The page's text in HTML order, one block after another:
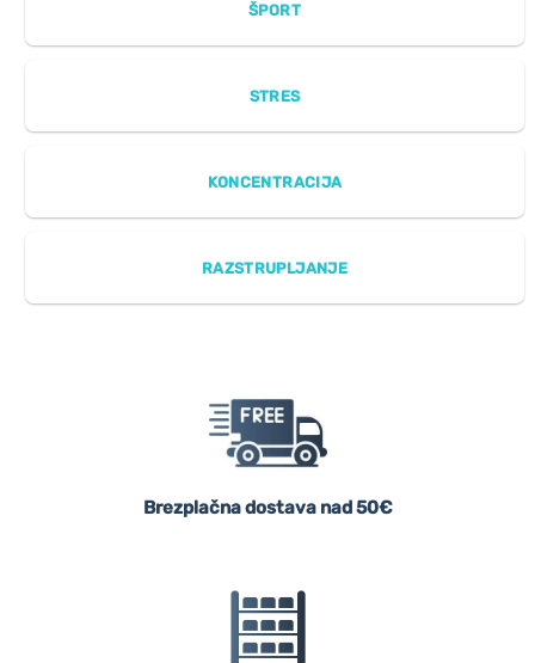
ŠPORT
STRES
KONCENTRACIJA
RAZSTRUPLJANJE
Brezplačna dostava nad 50€